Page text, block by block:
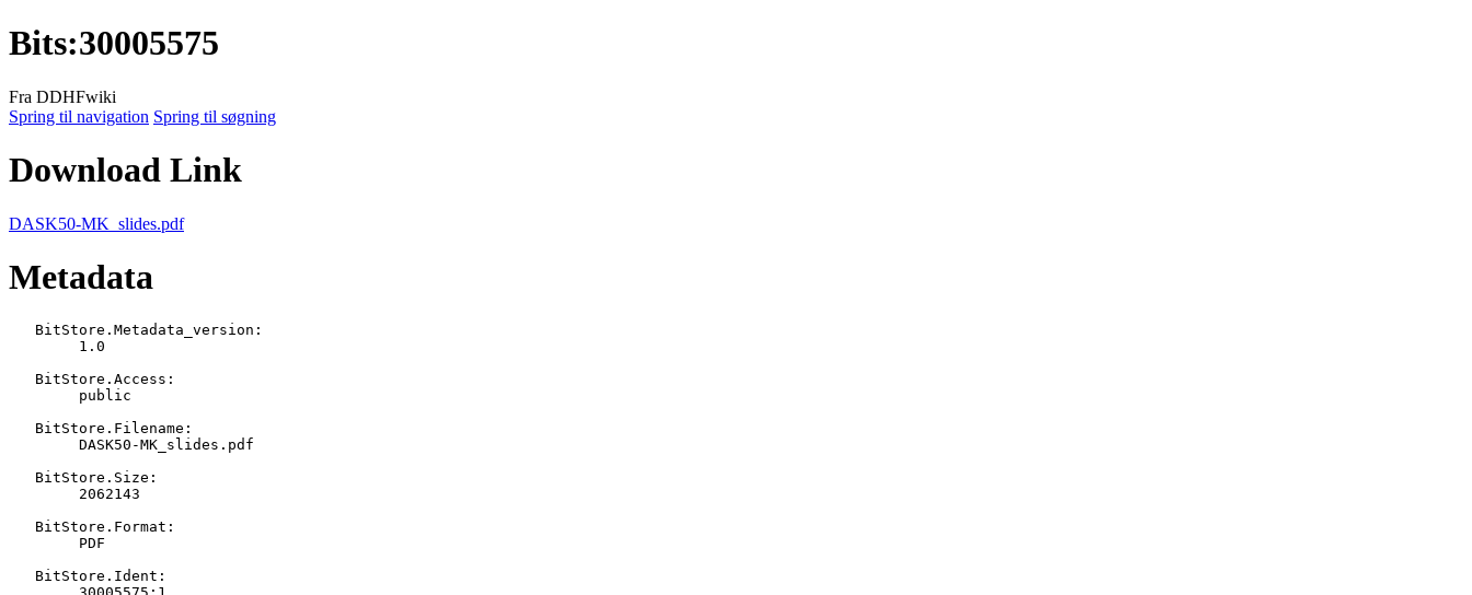
Bits:30005575
Fra DDHFwiki
Spring til navigation Spring til søgning
Download Link
DASK50-MK_slides.pdf
Metadata
   BitStore.Metadata_version:
   BitStore.Access:
   BitStore.Filename:
   BitStore.Size:
   BitStore.Format:
   BitStore.Ident: